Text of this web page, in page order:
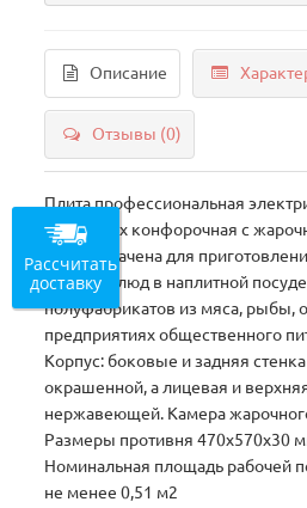
Описание
Отзывы (0)
Плита профессиональная
(нерж.) 3-х конфорочная с
предназначена для
третьих блюд в наплитной
полуфабрикатов из мяса, рыбы,
предприятиях общественного
Корпус: боковые и задняя
окрашенной, а лицевая и
нержавеющей. Камера
Размеры противня 470х570х30
Номинальная площадь рабочей
не менее 0,51 м2
Рассчитать
доставку